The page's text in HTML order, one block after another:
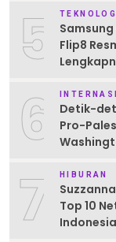
5
Flip8
6
Detik-
Pro-
7 HIBURAN
Top 10
Indonesia